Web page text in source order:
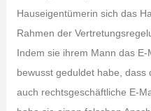
Hauseigentümerin sich das
Rahmen der
Indem sie ihrem Mann das
bewusst geduldet habe,
auch rechtsgeschäftliche E-